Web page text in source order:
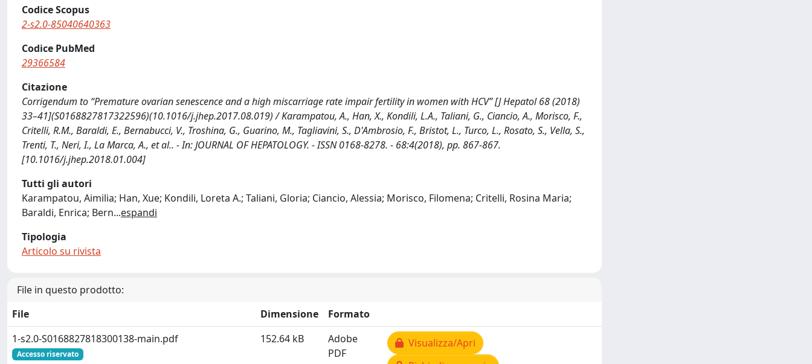
Codice Scopus
2-s2.0-85040640363
Codice PubMed
29366584
Citazione
Corrigendum to “Premature ovarian senescence and a high miscarriage rate impair fertility in women with HCV” [J Hepatol 68 (2018)
33–41](S0168827817322596)(10.1016/j.jhep.2017.08.019) / Karampatou, A., Han, X., Kondili, L.A., Taliani, G., Ciancio, A., Morisco, F.,
Critelli, R.M., Baraldi, E., Bernabucci, V., Troshina, G., Guarino, M., Tagliavini, S., D'Ambrosio, F., Bristot, L., Turco, L., Rosato, S., Vella, S.,
Trenti, T., Neri, I., La Marca, A., et al.. - In: JOURNAL OF HEPATOLOGY. - ISSN 0168-8278. - 68:4(2018), pp. 867-867.
[10.1016/j.jhep.2018.01.004]
Tutti gli autori
Karampatou, Aimilia; Han, Xue; Kondili, Loreta A.; Taliani, Gloria; Ciancio, Alessia; Morisco, Filomena; Critelli, Rosina Maria;
Baraldi, Enrica; Bern...espandi
Tipologia
Articolo su rivista
File in questo prodotto:
File
Dimensione
Formato
1-s2.0-S0168827818300138-main.pdf
Accesso riservato
152.64 kB
Adobe
PDF
Visualizza/Apri